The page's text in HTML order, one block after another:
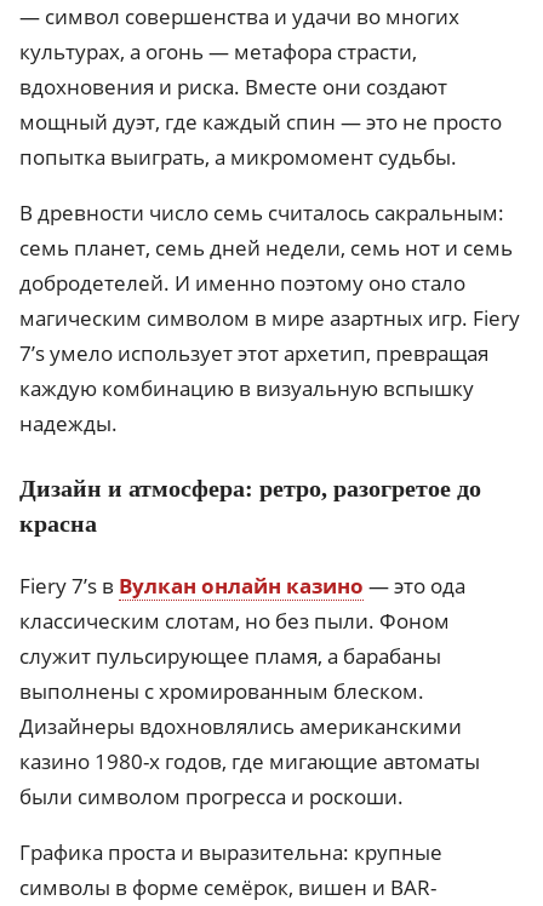
— символ совершенства и удачи во многих
культурах, а огонь — метафора страсти,
вдохновения и риска. Вместе они создают
мощный дуэт, где каждый спин — это не просто
попытка выиграть, а микромомент судьбы.
В древности число семь считалось сакральным:
семь планет, семь дней недели, семь нот и семь
добродетелей. И именно поэтому оно стало
магическим символом в мире азартных игр. Fiery
7’s умело использует этот архетип, превращая
каждую комбинацию в визуальную вспышку
надежды.
Дизайн и атмосфера: ретро, разогретое до
красна
Fiery 7’s в Вулкан онлайн казино — это ода
классическим слотам, но без пыли. Фоном
служит пульсирующее пламя, а барабаны
выполнены с хромированным блеском.
Дизайнеры вдохновлялись американскими
казино 1980-х годов, где мигающие автоматы
были символом прогресса и роскоши.
Графика проста и выразительна: крупные
символы в форме семёрок, вишен и BAR-